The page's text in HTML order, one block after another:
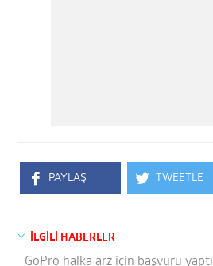
PAYLAŞ TWEETLE
İLGİLİ HABERLER
GoPro halka arz için başvuru yaptı